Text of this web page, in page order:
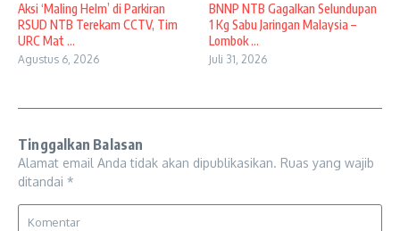
Aksi ‘Maling Helm’ di Parkiran
RSUD NTB Terekam CCTV, Tim
URC Mat ...
Agustus 6, 2026
BNNP NTB Gagalkan Selundupan
1 Kg Sabu Jaringan Malaysia –
Lombok ...
Juli 31, 2026
Tinggalkan Balasan
Alamat email Anda tidak akan dipublikasikan. Ruas yang wajib
ditandai *